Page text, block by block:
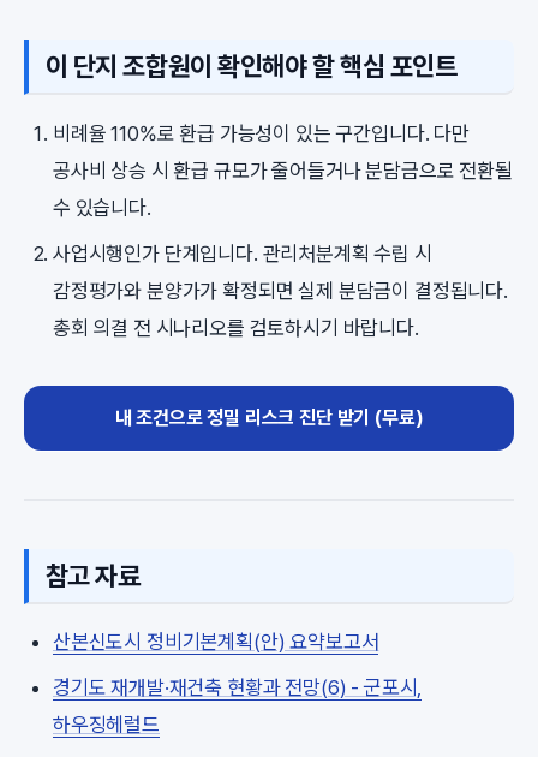
이 단지 조합원이 확인해야 할 핵심 포인트
비례율 110%로 환급 가능성이 있는 구간입니다. 다만
공사비 상승 시 환급 규모가 줄어들거나 분담금으로 전환될
수 있습니다.
사업시행인가 단계입니다. 관리처분계획 수립 시
감정평가와 분양가가 확정되면 실제 분담금이 결정됩니다.
총회 의결 전 시나리오를 검토하시기 바랍니다.
내 조건으로 정밀 리스크 진단 받기 (무료)
참고 자료
산본신도시 정비기본계획(안) 요약보고서
경기도 재개발·재건축 현황과 전망(6) - 군포시,
하우징헤럴드